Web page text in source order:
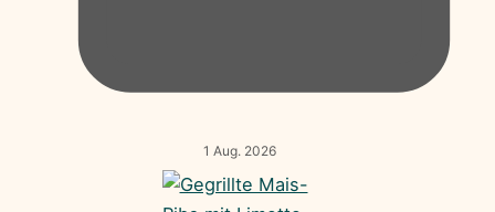
1 Aug. 2026